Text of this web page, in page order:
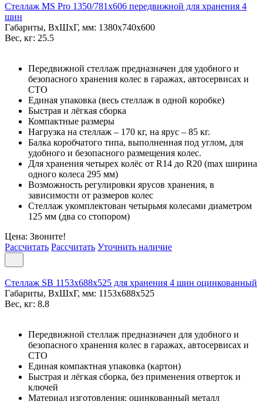
Стеллаж MS Pro 1350/781x606 передвижной для хранения 4
шин
Габариты, ВxШxГ, мм: 1380x740x600
Вес, кг: 25.5
Передвижной стеллаж предназначен для удобного и
безопасного хранения колес в гаражах, автосервисах и
СТО
Единая упаковка (весь стеллаж в одной коробке)
Быстрая и лёгкая сборка
Компактные размеры
Нагрузка на стеллаж – 170 кг, на ярус – 85 кг.
Балка коробчатого типа, выполненная под углом, для
удобного и безопасного размещения колес.
Для хранения четырех колёс от R14 до R20 (max ширина
одного колеса 295 мм)
Возможность регулировки ярусов хранения, в
зависимости от размеров колес
Стеллаж укомплектован четырьмя колесами диаметром
125 мм (два со стопором)
Цена: Звоните!
Рассчитать Рассчитать Уточнить наличие
Стеллаж SB 1153х688х525 для хранения 4 шин оцинкованный
Габариты, ВxШxГ, мм: 1153x688x525
Вес, кг: 8.8
Передвижной стеллаж предназначен для удобного и
безопасного хранения колес в гаражах, автосервисах и
СТО
Единая компактная упаковка (картон)
Быстрая и лёгкая сборка, без применения отверток и
ключей
Материал изготовления: оцинкованный металл